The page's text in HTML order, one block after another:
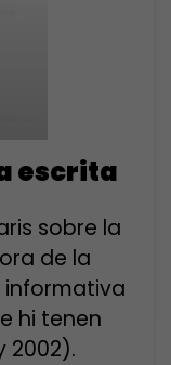
escrita
sobre la
de la
informativa
hi tenen
2002).